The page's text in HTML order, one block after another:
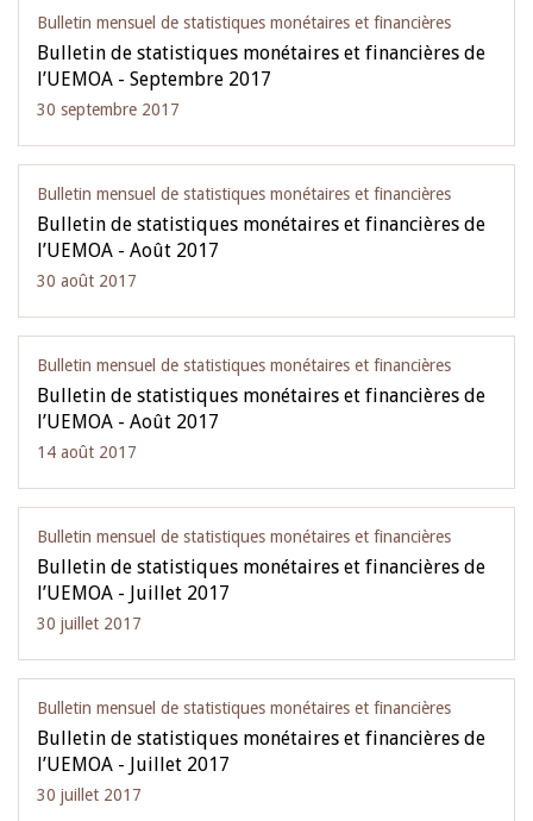
Bulletin mensuel de statistiques monétaires et financières
Bulletin de statistiques monétaires et financières de
l’UEMOA - Septembre 2017
30 septembre 2017
Bulletin mensuel de statistiques monétaires et financières
Bulletin de statistiques monétaires et financières de
l’UEMOA - Août 2017
30 août 2017
Bulletin mensuel de statistiques monétaires et financières
Bulletin de statistiques monétaires et financières de
l’UEMOA - Août 2017
14 août 2017
Bulletin mensuel de statistiques monétaires et financières
Bulletin de statistiques monétaires et financières de
l’UEMOA - Juillet 2017
30 juillet 2017
Bulletin mensuel de statistiques monétaires et financières
Bulletin de statistiques monétaires et financières de
l’UEMOA - Juillet 2017
30 juillet 2017